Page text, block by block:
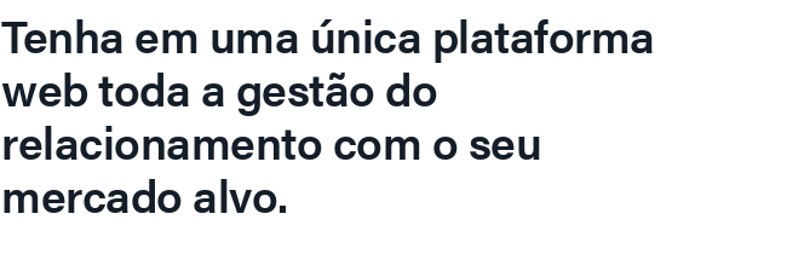
Tenha em uma única plataforma
web toda a gestão do
relacionamento com o seu
mercado alvo.